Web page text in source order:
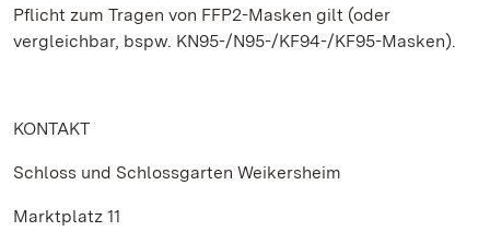
Pflicht zum Tragen von FFP2-Masken gilt (oder
vergleichbar, bspw. KN95-/N95-/KF94-/KF95-Masken).
KONTAKT
Schloss und Schlossgarten Weikersheim
Marktplatz 11